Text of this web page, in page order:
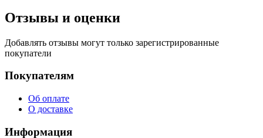
Отзывы и оценки
Добавлять отзывы могут только зарегистрированные
покупатели
Покупателям
Об оплате
О доставке
Информация